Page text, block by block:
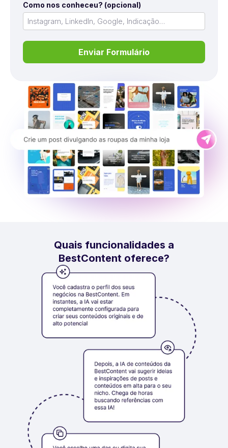
Como nos conheceu? (opcional)
Enviar Formulário
Quais funcionalidades a
BestContent oferece?